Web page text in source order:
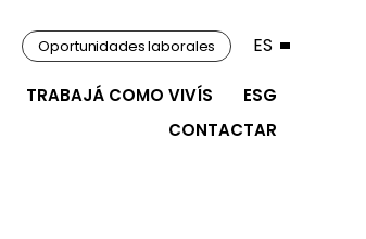
TRABAJÁ COMO VIVÍS
ESG
CONTACTAR
Oportunidades laborales ES